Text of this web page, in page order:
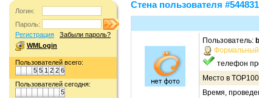
Логин:
Пароль:
Регистрация
Забыли пароль?
WMLogin
Пользователей всего:
5 5 1 2 2 6
Пользователей сегодня:
5
Стена пользователя
Пользователь:
Формальный
телефон
Место в
Время,